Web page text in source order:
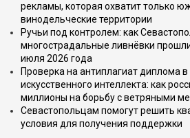
рекламы, которая охватит только
винодельческие территории
Ручьи под контролем: как
многострадальные ливнёвки
июля 2026 года
Проверка на антиплагиат диплома в
искусственного интеллекта: как
миллионы на борьбу с ветряными
Севастопольцам помогут решить
условия для получения поддержки